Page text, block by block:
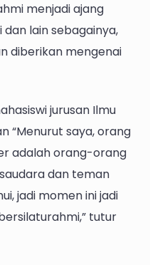
menjadi ajang
lain sebagainya,
diberikan mengenai
jurusan Ilmu
“Menurut saya, orang
adalah orang-orang
dan teman
jadi momen ini jadi
tutur